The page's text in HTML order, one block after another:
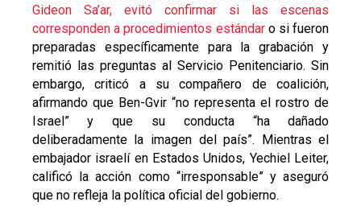
Gideon Sa’ar, evitó confirmar si las escenas
corresponden a procedimientos estándaro si fueron
preparadas específicamente para la grabación y
remitió las preguntas al Servicio Penitenciario. Sin
embargo, criticó a su compañero de coalición,
afirmando que Ben-Gvir “no representa el rostro de
Israel” y que su conducta “ha dañado
deliberadamente la imagen del país”. Mientras el
embajador israelí en Estados Unidos, Yechiel Leiter,
calificó la acción como “irresponsable” y aseguró
que no refleja la política oficial del gobierno.